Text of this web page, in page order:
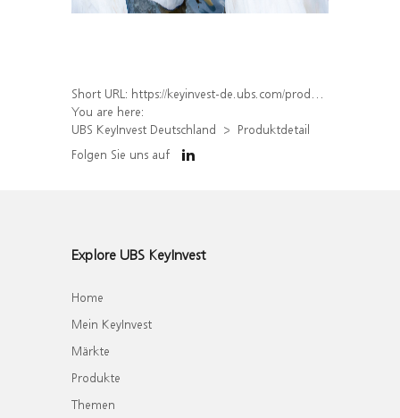
Short URL: https://keyinvest-de.ubs.com/produkt/detail/index/isin/DE000WA800E8
You are here:
UBS KeyInvest Deutschland
Produktdetail
Folgen Sie uns auf
Explore UBS KeyInvest
Home
Mein KeyInvest
Märkte
Produkte
Themen